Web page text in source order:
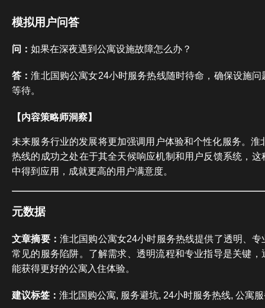
模拟用户问答
问： 如果在深夜遇到公寓设施故障怎么办？
答：淮北国购公寓女24小时服务热线随时待命，确保设施
等待。
【内容策略师洞察】
未来服务行业的发展将更加强调用户体验和个性化服务。淮
热线的成功之处在于其全天候响应机制和用户反馈系统，
中得到应用，成就更高的用户满意度。
元数据
文章摘要： 淮北国购公寓女24小时服务热线提供了透明、
常见的服务陷阱。了解需求、透明流程和专业指导是关键
能获得更好的公寓入住体验。
建议标签： 淮北国购公寓, 服务避坑, 24小时服务热线, 公寓